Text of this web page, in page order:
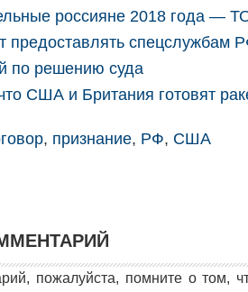
россияне 2018 года —
предоставлять спецслужбам
по решению суда
США и Британия готовят
, признание, РФ, США
пожалуйста, помните о том,